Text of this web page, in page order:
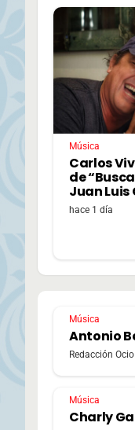
Música
Carlos
de
Juan Luis
hace 1 día
Música
Antonio
Redacción
Música
Charly